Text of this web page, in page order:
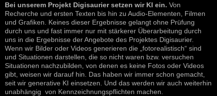
Bei unserem Projekt Digisaurier setzen wir KI ein. Von
Recherche und ersten Texten bis hin zu Audio-Elementen, Filmen
und Grafiken. Keines dieser Ergebnisse gelangt ohne Prüfung
durch uns und fast immer nur mit stärkerer Überarbeitung durch
uns in die Ergebnisse der Angebote des Projektes Digisaurier.
Wenn wir Bilder oder Videos generieren die „fotorealistisch“ sind
und Situationen darstellen, die so nicht waren bzw. versuchen
Situationen nachzubilden, von denen es keine Fotos oder Videos
gibt, weisen wir darauf hin. Das haben wir immer schon gemacht,
seit wir generative KI einsetzen. Und das werden wir auch weiterhin
unabhängig von Kennzeichnungspflichten machen.